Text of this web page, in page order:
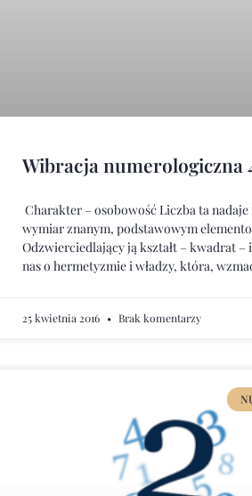
Wibracja numerologiczna
Charakter – osobowość Liczba ta nadaje
wymiar znanym, podstawowym
Odzwierciedlający ją kształt – kwadrat
nas o hermetyzmie i władzy, która,
25 kwietnia 2016 Brak komentarzy